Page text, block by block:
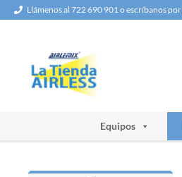
Saltar
al
Llámenos al 722 690 901 o escríbanos por
Equipos